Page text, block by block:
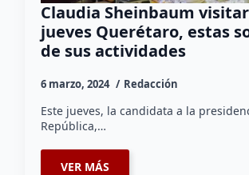
Claudia Sheinbaum
jueves Querétaro, estas
de sus actividades
6 marzo, 2024 Redacción
Este jueves, la candidata a la
República,…
VER MÁS